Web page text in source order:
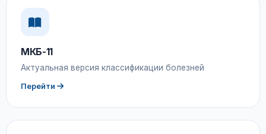
МКБ-11
Актуальная версия классификации болезней
Перейти